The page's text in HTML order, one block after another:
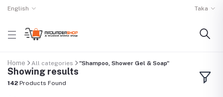
English Taka
Home All categories "Shampoo, Shower Gel & Soap"
Showing results
142 Products Found